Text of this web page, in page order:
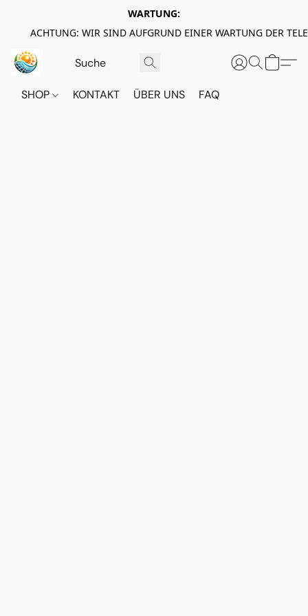
WARTUNG:
ACHTUNG: WIR SIND AUFGRUND EINER WARTUNG DER
SHOP KONTAKT ÜBER UNS FAQ